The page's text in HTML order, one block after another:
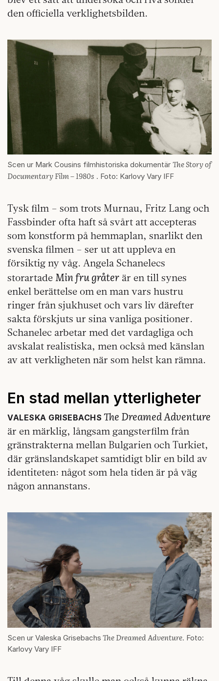
den officiella verklighetsbilden.
Scen ur Mark Cousins filmhistoriska dokumentär The Story of
Documentary Film – 1980s . Foto: Karlovy Vary IFF
Tysk film – som trots Murnau, Fritz Lang och
Fassbinder ofta haft så svårt att accepteras
som konstform på hemmaplan, snarlikt den
svenska filmen – ser ut att uppleva en
försiktig ny våg. Angela Schanelecs
storartade Min fru gråter är en till synes
enkel berättelse om en man vars hustru
ringer från sjukhuset och vars liv därefter
sakta förskjuts ur sina vanliga positioner.
Schanelec arbetar med det vardagliga och
avskalat realistiska, men också med känslan
av att verkligheten när som helst kan rämna.
En stad mellan ytterligheter
VALESKA GRISEBACHS The Dreamed Adventure
är en märklig, långsam gangsterfilm från
gränstrakterna mellan Bulgarien och Turkiet,
där gränslandskapet samtidigt blir en bild av
identiteten: något som hela tiden är på väg
någon annanstans.
Scen ur Valeska Grisebachs The Dreamed Adventure. Foto:
Karlovy Vary IFF